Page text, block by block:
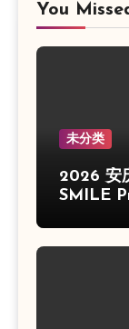
You
未分类
2026 安
SMILE